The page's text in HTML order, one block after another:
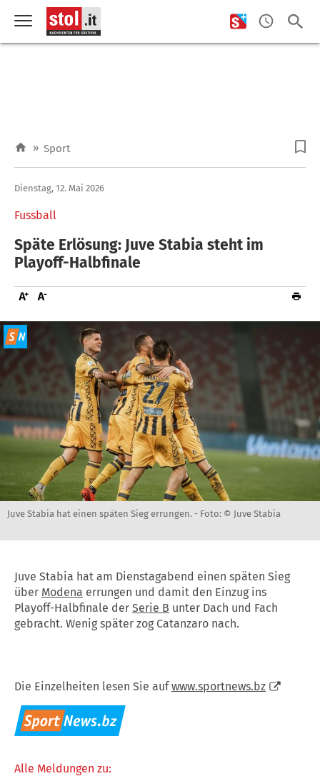
» Sport
Fussball
Dienstag, 12. Mai 2026
Späte Erlösung: Juve Stabia steht im
Playoff-Halbfinale
Juve Stabia hat einen späten Sieg errungen. - Foto: © Juve Stabia
Juve Stabia hat am Dienstagabend einen späten Sieg
über Modena errungen und damit den Einzug ins
Playoff-Halbfinale der Serie B unter Dach und Fach
gebracht. Wenig später zog Catanzaro nach.
Die Einzelheiten lesen Sie aufwww.sportnews.bz
Alle Meldungen zu: